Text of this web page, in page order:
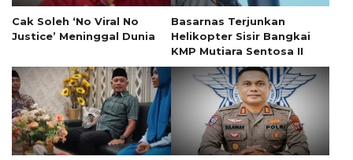
Cak Soleh ‘No Viral No
Justice’ Meninggal Dunia
Basarnas Terjunkan
Helikopter Sisir Bangkai
KMP Mutiara Sentosa II